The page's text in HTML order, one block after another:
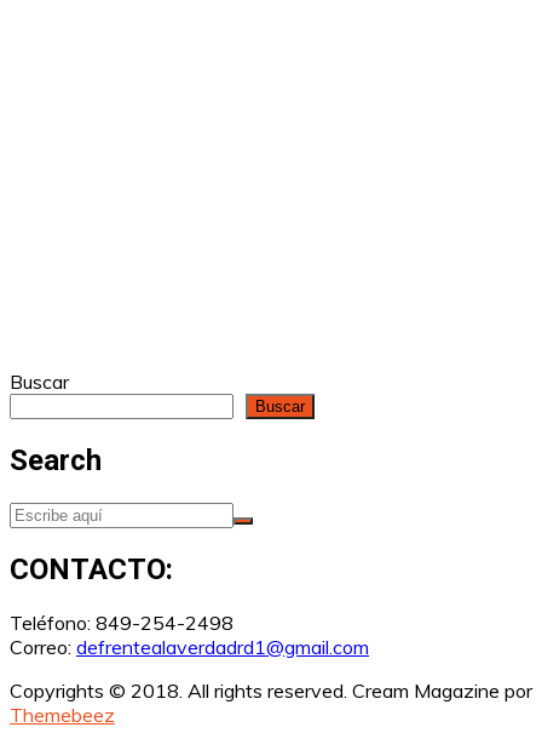
Buscar
Buscar
Search
CONTACTO:
Teléfono: 849-254-2498
Correo: defrentealaverdadrd1@gmail.com
Copyrights © 2018. All rights reserved. Cream Magazine por
Themebeez